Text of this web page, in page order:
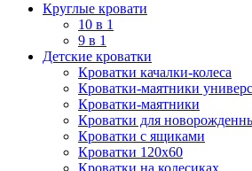
Круглые кровати
10 в 1
9 в 1
Детские кроватки
Кроватки качалки-колеса
Кроватки-маятники
Кроватки-маятники
Кроватки для
Кроватки с ящиками
Кроватки 120х60
Кроватки на колесиках